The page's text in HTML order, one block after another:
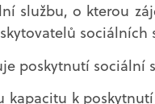
službu, o kterou
sociálních
poskytnutí sociální
kapacitu k